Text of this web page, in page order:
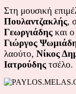
Στη μουσική
Πουλαντζακλής,
Γεωργιάδης και ο
Γιώργος
λαούτο, Νίκος
Ιατρούδης τσέλο.